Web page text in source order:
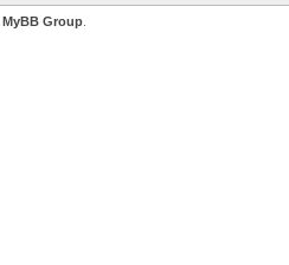
MyBB Group